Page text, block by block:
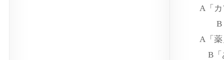
A「
B「
A「
B「